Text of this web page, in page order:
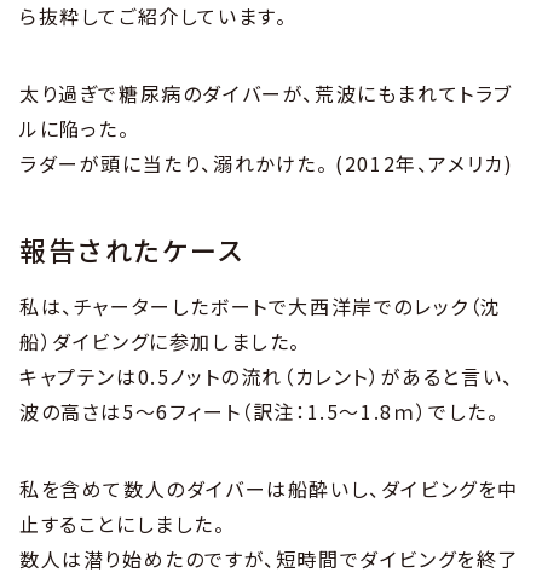
ら抜粋してご紹介しています。
太り過ぎで糖尿病のダイバーが、荒波にもまれてトラブ
ルに陥った。
ラダーが頭に当たり、溺れかけた。 (2012年、アメリカ)
報告されたケース
私は、チャーターしたボートで大西洋岸でのレック（沈
船）ダイビングに参加しました。
キャプテンは0.5ノットの流れ（カレント）があると言い、
波の高さは5～6フィート（訳注：1.5～1.8ｍ）でした。
私を含めて数人のダイバーは船酔いし、ダイビングを中
止することにしました。
数人は潜り始めたのですが、短時間でダイビングを終了